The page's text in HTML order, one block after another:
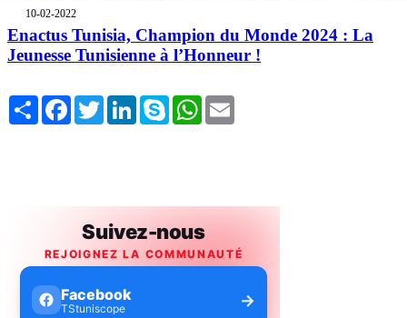
10-02-2022
Enactus Tunisia, Champion du Monde 2024 : La
Jeunesse Tunisienne à l’Honneur !
Share FacebookTwitterLinkedInSkype WhatsApp